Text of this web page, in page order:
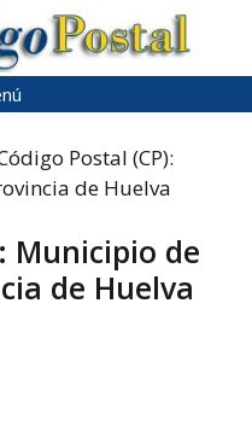
Postal (CP):
de Huelva
Municipio de
de Huelva